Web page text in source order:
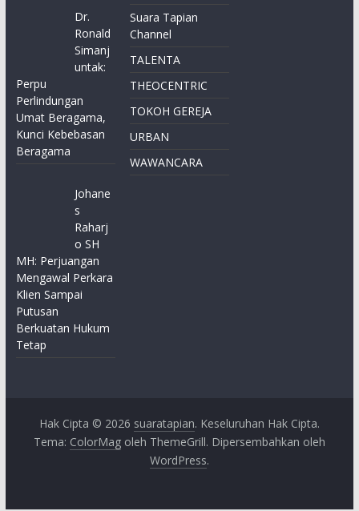
Dr.
Ronald
Simanj
untak:
Perpu
Perlindungan
Umat Beragama,
Kunci Kebebasan
Beragama
Johane
s
Raharj
o SH
MH: Perjuangan
Mengawal Perkara
Klien Sampai
Putusan
Berkuatan Hukum
Tetap
Suara Tapian
Channel
TALENTA
THEOCENTRIC
TOKOH GEREJA
URBAN
WAWANCARA
Hak Cipta © 2026 suaratapian. Keseluruhan Hak Cipta.
Tema: ColorMagoleh ThemeGrill. Dipersembahkan oleh
WordPress.